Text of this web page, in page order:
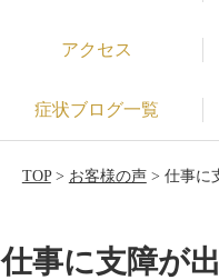
アクセス
症状ブログ一覧
TOP> お客様の声> 仕事に
仕事に支障が